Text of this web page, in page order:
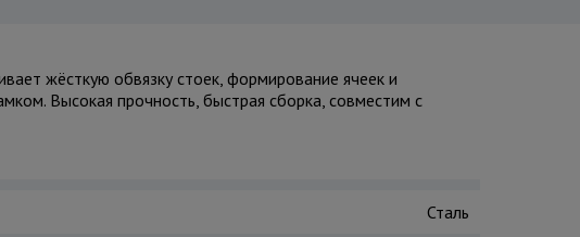
жёсткую обвязку стоек, формирование ячеек и
Высокая прочность, быстрая сборка, совместим с
Сталь